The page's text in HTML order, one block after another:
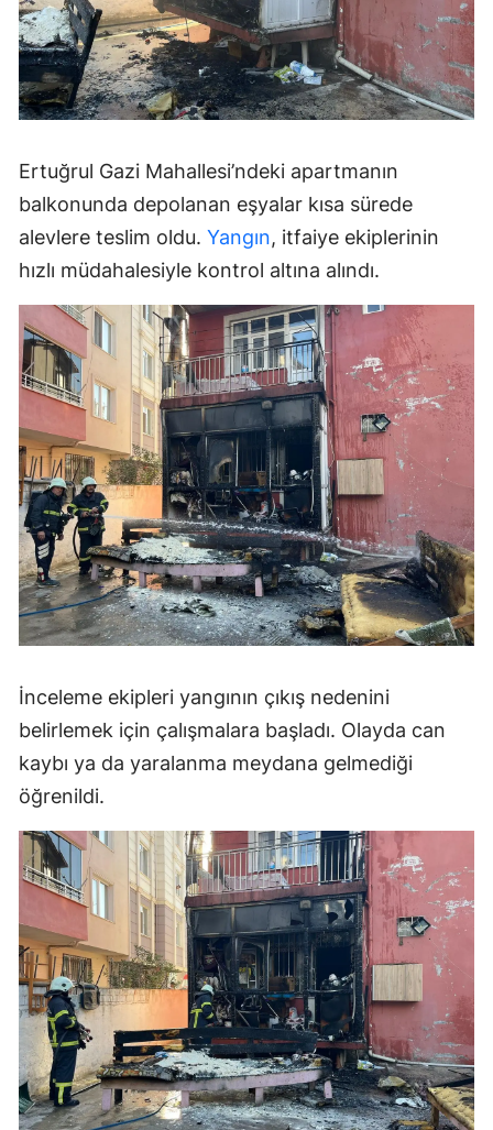
Ertuğrul Gazi Mahallesi’ndeki apartmanın
balkonunda depolanan eşyalar kısa sürede
alevlere teslim oldu. Yangın, itfaiye ekiplerinin
hızlı müdahalesiyle kontrol altına alındı.
İnceleme ekipleri yangının çıkış nedenini
belirlemek için çalışmalara başladı. Olayda can
kaybı ya da yaralanma meydana gelmediği
öğrenildi.